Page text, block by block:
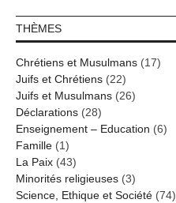
THÈMES
Chrétiens et Musulmans (17)
Juifs et Chrétiens (22)
Juifs et Musulmans (26)
Déclarations (28)
Enseignement – Education (6)
Famille (1)
La Paix (43)
Minorités religieuses (3)
Science, Ethique et Société (74)